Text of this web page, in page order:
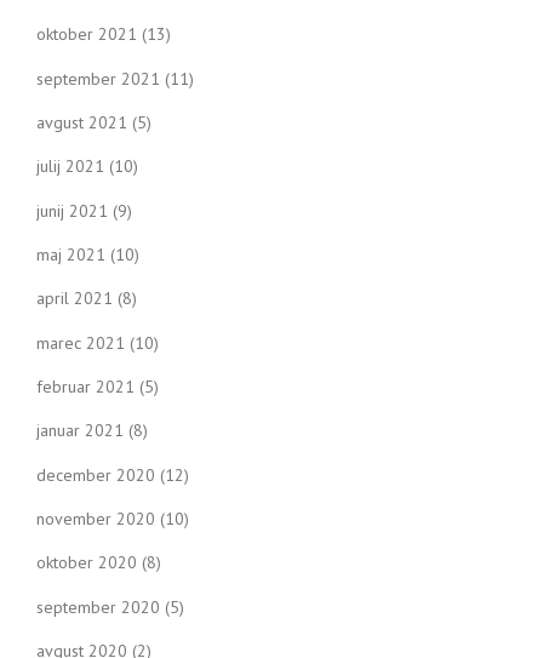
oktober 2021 (13)
september 2021 (11)
avgust 2021 (5)
julij 2021 (10)
junij 2021 (9)
maj 2021 (10)
april 2021 (8)
marec 2021 (10)
februar 2021 (5)
januar 2021 (8)
december 2020 (12)
november 2020 (10)
oktober 2020 (8)
september 2020 (5)
avgust 2020 (2)